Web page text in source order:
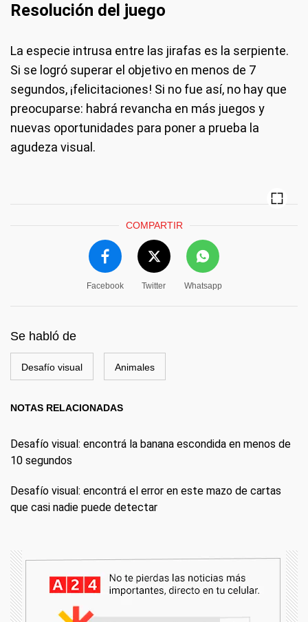
Resolución del juego
La especie intrusa entre las jirafas es la serpiente.
Si se logró superar el objetivo en menos de 7
segundos, ¡felicitaciones! Si no fue así, no hay que
preocuparse: habrá revancha en más juegos y
nuevas oportunidades para poner a prueba la
agudeza visual.
COMPARTIR
Facebook Twitter Whatsapp
Se habló de
Desafío visual Animales
NOTAS RELACIONADAS
Desafío visual: encontrá la banana escondida en menos de
10 segundos
Desafío visual: encontrá el error en este mazo de cartas
que casi nadie puede detectar